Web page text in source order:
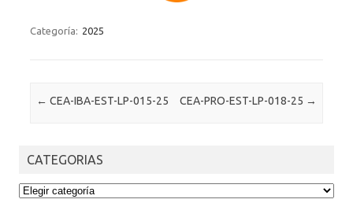
Categoría: 2025
Post navigation
← CEA-IBA-EST-LP-015-25 CEA-PRO-EST-LP-018-25 →
CATEGORIAS
CATEGORIAS